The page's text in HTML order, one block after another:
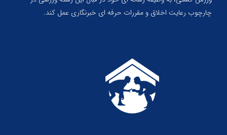
چارچوب رعایت اخلاق و مقررات حرفه ای خبرنگاری عمل کند.